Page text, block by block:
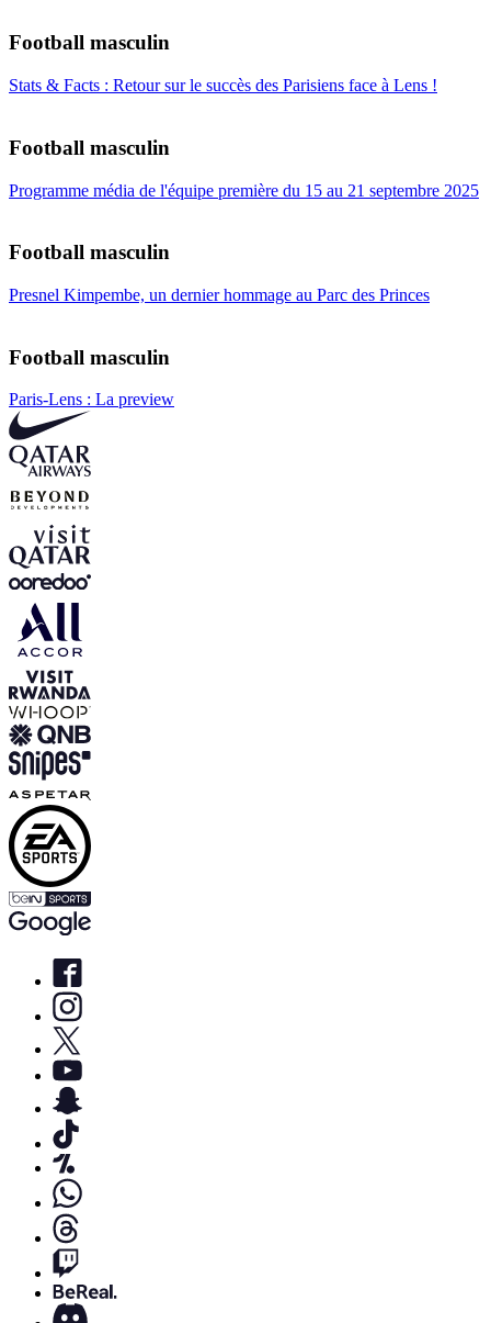
Football masculin
Stats & Facts : Retour sur le succès des Parisiens face à Lens !
Football masculin
Programme média de l'équipe première du 15 au 21 septembre 2025
Football masculin
Presnel Kimpembe, un dernier hommage au Parc des Princes
Football masculin
Paris-Lens : La preview